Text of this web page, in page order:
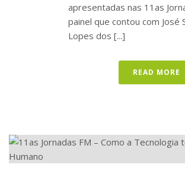
apresentadas nas 11as
painel que contou com José
Lopes dos [...]
READ MORE